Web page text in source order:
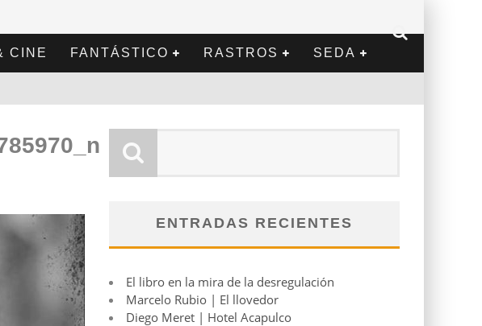
CINE FANTÁSTICO RASTROS SEDA
ENTRADAS RECIENTES
El libro en la mira de la desregulación
Marcelo Rubio | El llovedor
Diego Meret | Hotel Acapulco